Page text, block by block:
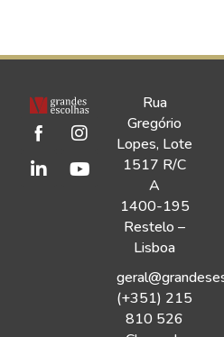
Rua
Gregório
Lopes, Lote
1517 R/C
A
1400-195
Restelo –
Lisboa
(+351) 215
810 526